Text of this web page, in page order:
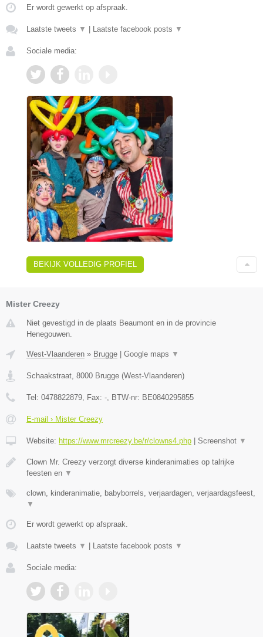
Er wordt gewerkt op afspraak.
Laatste tweets ▼ Laatste facebook posts ▼
Sociale media:
BEKIJK VOLLEDIG PROFIEL
Mister Creezy
Niet gevestigd in de plaats Beaumont en in de provincie
Henegouwen.
West-Vlaanderen » Brugge Google maps ▼
Schaakstraat, 8000 Brugge (West-Vlaanderen)
Tel: 0478822879, Fax: -, BTW-nr: BE0840295855
E-mail › Mister Creezy
Website: https://www.mrcreezy.be/r/clowns4.php Screenshot ▼
Clown Mr. Creezy verzorgt diverse kinderanimaties op talrijke
feesten en ▼
clown, kinderanimatie, babyborrels, verjaardagen, verjaardagsfeest,
▼
Er wordt gewerkt op afspraak.
Laatste tweets ▼ Laatste facebook posts ▼
Sociale media: